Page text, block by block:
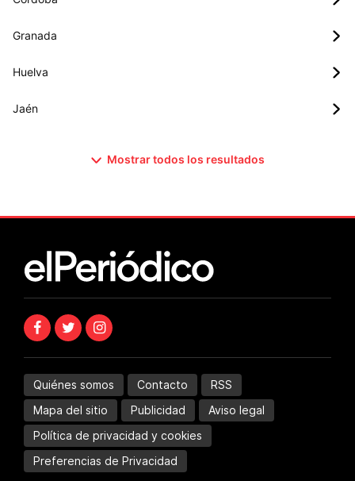
Granada
Huelva
Jaén
Mostrar todos los resultados
Quiénes somos Contacto
RSS
Mapa del sitio
Publicidad
Aviso legal
Política de privacidad y cookies
Preferencias de Privacidad